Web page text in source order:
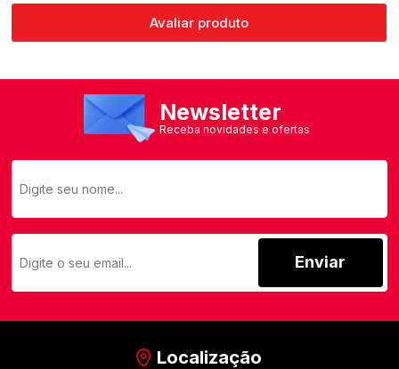
Avaliar produto
Newsletter
Receba novidades e ofertas
Enviar
Localização